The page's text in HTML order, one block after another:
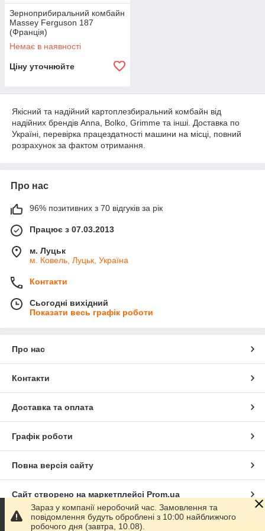
Зерноприбиральний комбайн
Massey Ferguson 187
(Франція)
Немає в наявності
Ціну уточнюйте
Якісний та надійний картоплезбиральний комбайн від
надійних брендів Anna, Bolko, Grimme та інші. Доставка по
Україні, перевірка працездатності машини на місці, повний
розрахунок за фактом отримання.
Про нас
96% позитивних з 70 відгуків за рік
Працює з 07.03.2013
м. Луцьк
м. Ковель, Луцьк, Україна
Контакти
Сьогодні вихідний
Показати весь графік роботи
Про нас
Контакти
Доставка та оплата
Графік роботи
Повна версія сайту
Сайт створено на маркетплейсі Prom.ua
Політика конфіденційності
Зараз у компанії неробочий час. Замовлення та
повідомлення будуть оброблені з 10:00 найближчого
робочого дня (завтра, 10.08).